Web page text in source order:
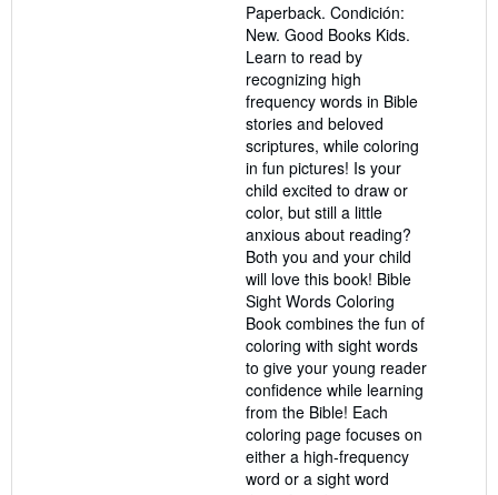
Paperback. Condición:
New. Good Books Kids.
Learn to read by
recognizing high
frequency words in Bible
stories and beloved
scriptures, while coloring
in fun pictures! Is your
child excited to draw or
color, but still a little
anxious about reading?
Both you and your child
will love this book! Bible
Sight Words Coloring
Book combines the fun of
coloring with sight words
to give your young reader
confidence while learning
from the Bible! Each
coloring page focuses on
either a high-frequency
word or a sight word